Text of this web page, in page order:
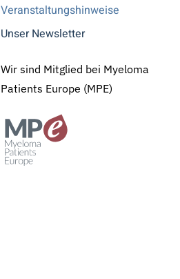
Veranstaltungshinweise
Unser Newsletter
Wir sind Mitglied bei Myeloma
Patients Europe (MPE)